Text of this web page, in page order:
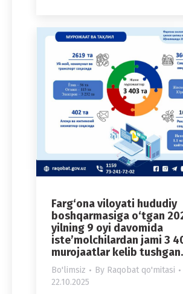
Farg‘ona viloyati hududiy
boshqarmasiga o‘tgan
yilning 9 oyi davomida
iste’molchilardan jami 3
murojaatlar kelib
Bo'limsiz By Raqobat qo'mitasi
22.10.2025